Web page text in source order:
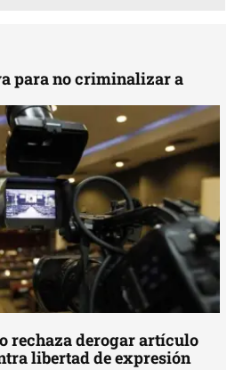
para no criminalizar a
rechaza derogar artículo
libertad de expresión